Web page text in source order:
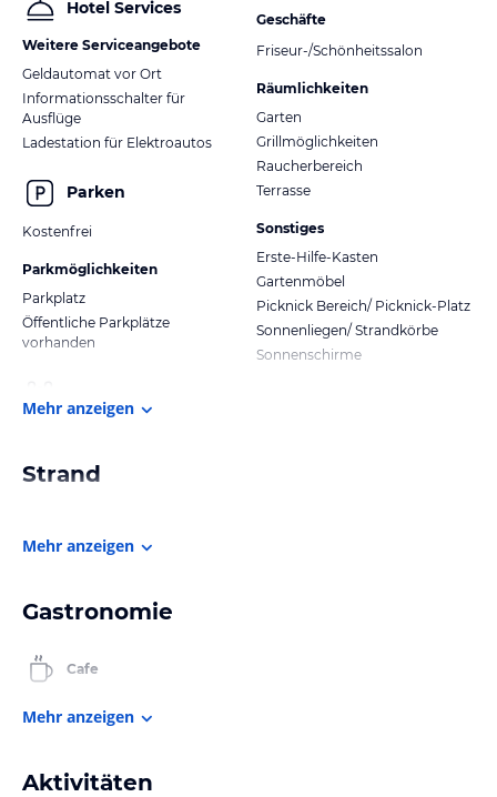
Hotel Services
Weitere Serviceangebote
Geldautomat vor Ort
Informationsschalter für
Ausflüge
Ladestation für Elektroautos
Parken
Kostenfrei
Parkmöglichkeiten
Parkplatz
Öffentliche Parkplätze
vorhanden
Geschäfte
Friseur-/Schönheitssalon
Räumlichkeiten
Garten
Grillmöglichkeiten
Raucherbereich
Terrasse
Sonstiges
Erste-Hilfe-Kasten
Gartenmöbel
Picknick Bereich/ Picknick-Platz
Sonnenliegen/ Strandkörbe
Sonnenschirme
Mehr anzeigen
Strand
Mehr anzeigen
Gastronomie
Cafe
Mehr anzeigen
Aktivitäten